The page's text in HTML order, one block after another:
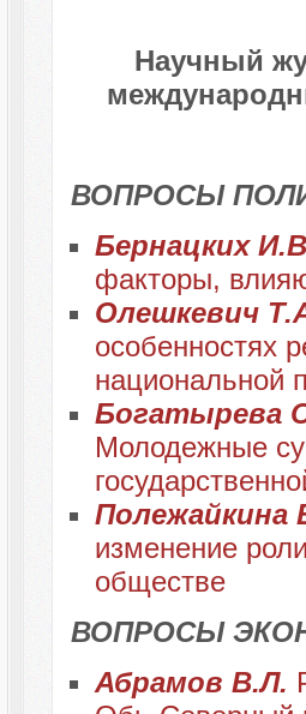
Научный
ВОПРОСЫ
Бернацких
факторы,
Олешкевич
особенностях
национальной
Богатырева
Молодежные
Полежайкина
изменение
обществе
ВОПРОСЫ
Абрамов В.Л.